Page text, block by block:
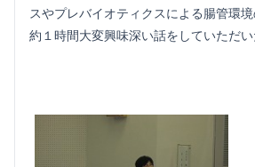
スやプレバイオティクスによる腸管環境
約１時間大変興味深い話をしていただい